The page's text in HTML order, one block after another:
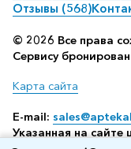
Отзывы (568)
© 2026 Все права
Сервису
Карта сайта
E-mail:
Указанная на сайте